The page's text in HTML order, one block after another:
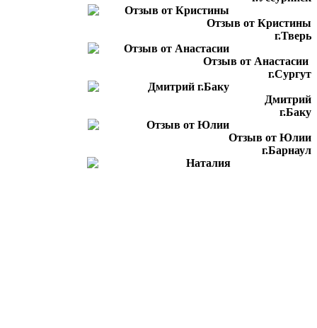
Отзыв от Кристины
г.Тверь
Отзыв от Анастасии
г.Сургут
Дмитрий
г.Баку
Отзыв от Юлии
г.Барнаул